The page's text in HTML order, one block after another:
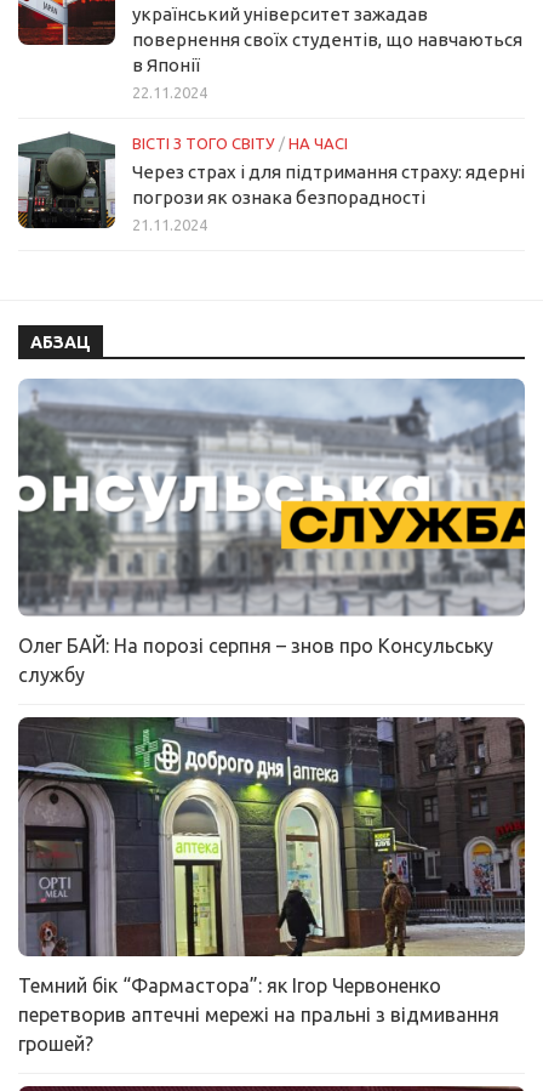
український університет зажадав
повернення своїх студентів, що навчаються
в Японії
22.11.2024
ВІСТІ З ТОГО СВІТУ / НА ЧАСІ
Через страх і для підтримання страху: ядерні
погрози як ознака безпорадності
21.11.2024
АБЗАЦ
Олег БАЙ: На порозі серпня – знов про Консульську
службу
Темний бік “Фармастора”: як Ігор Червоненко
перетворив аптечні мережі на пральні з відмивання
грошей?